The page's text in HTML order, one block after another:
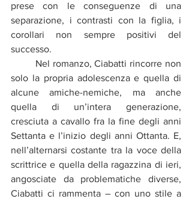
prese con le conseguenze di una
separazione, i contrasti con la figlia, i
corollari non sempre positivi del
successo.
solo la propria adolescenza e quella di
alcune amiche-nemiche, ma anche
quella di un’intera generazione,
cresciuta a cavallo fra la fine degli anni
Settanta e l’inizio degli anni Ottanta. E,
nell’alternarsi costante tra la voce della
scrittrice e quella della ragazzina di ieri,
angosciate da problematiche diverse,
Ciabatti ci rammenta – con uno stile a